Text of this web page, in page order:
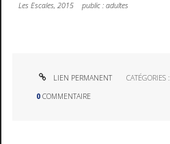
Les Escales, 2015 public : adultes
LIEN PERMANENT CATÉGORIES :
0 COMMENTAIRE